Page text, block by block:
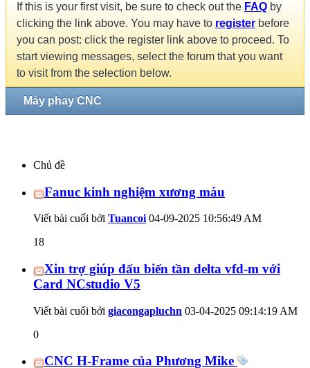
If this is your first visit, be sure to check out the FAQ by
clicking the link above. You may have to register before
you can post: click the register link above to proceed. To
start viewing messages, select the forum that you want
to visit from the selection below.
Máy phay CNC
Chủ đề
Fanuc kinh nghiệm xương máu
Viết bài cuối bởi Tuancoi 04-09-2025 10:56:49 AM
18
Xin trợ giúp đấu biến tần delta vfd-m với
Card NCstudio V5
Viết bài cuối bởi giacongapluchn 03-04-2025 09:14:19 AM
0
CNC H-Frame của Phương Mike